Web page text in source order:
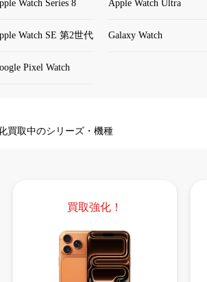
Watch Series 8 Apple Watch Ultra
Watch SE 第2世代 Galaxy Watch
Pixel Watch
買取中のシリーズ・機種
買取強化！